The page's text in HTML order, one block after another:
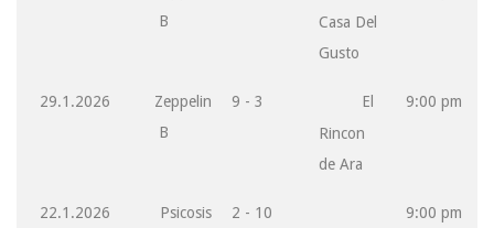
B
Casa Del
Gusto
29.1.2026
Zeppelin
B
9 - 3
El
Rincon
de Ara
9:00 pm
22.1.2026 Psicosis
2 - 10
9:00 pm